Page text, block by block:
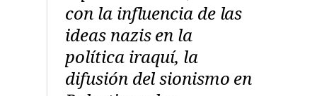
con la influencia de las
ideas nazis en la
política iraquí, la
difusión del sionismo en